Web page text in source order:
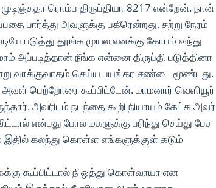
ரொம்ப திருப்தியா 8217 என்றேன். நான்
பார்த்து அவளுக்கு பகீரென்றது. சற்று நேரம்
படுத்து தூங்க முயல எனக்கு கோபம் வந்து
நீங்க என்னை திருப்தி படுத்தினா
வாக்குவாதம் செய்ய பயங்கர சண்டை மூண்டது.
பெற்றோரை கூப்பிட்டேன். மாமனார் வெளியூர்
அவரிடம் நடந்தை கூறி நியாயம் கேட்க அவர்
என்பது போல மகளுக்கு பரிந்து செய்து பேச
இதில் கலந்து கொள்ள எங்களுக்குள் கடும்
கூப்பிட்டால் நீ ஒத்து கொள்வாயா என